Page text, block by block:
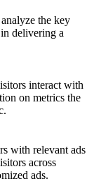
the key
delivering a
interact with
on metrics the
with relevant ads
across
ads.